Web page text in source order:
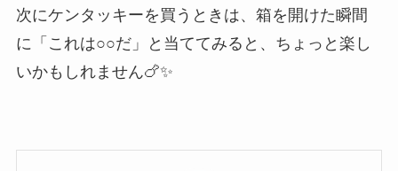
次にケンタッキーを買うときは、箱を開けた瞬間
に「これは○○だ」と当ててみると、ちょっと楽し
いかもしれません🍗✨